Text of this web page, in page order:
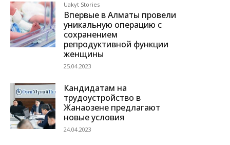
Uakyt Stories
Впервые в Алматы провели
уникальную операцию с
сохранением
репродуктивной функции
женщины
25.04.2023
Кандидатам на
трудоустройство в
Жанаозене предлагают
новые условия
24.04.2023